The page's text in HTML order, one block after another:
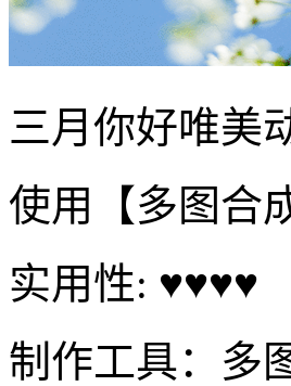
三月你好唯美
使用【多图合
实用性: ♥♥♥♥
制作工具：多